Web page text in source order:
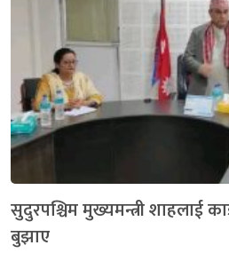
सुदुरपश्चिम मुख्यमन्त्री शाहलाई
बुझाए